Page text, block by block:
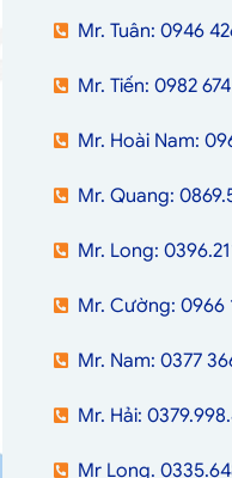
Mr. Tuân: 0946
Mr. Tiến: 0982
Mr. Hoài Nam:
Mr. Quang:
Mr. Long:
Mr. Cường: 0966
Mr. Nam: 0377
Mr. Hải:
Mr Long.